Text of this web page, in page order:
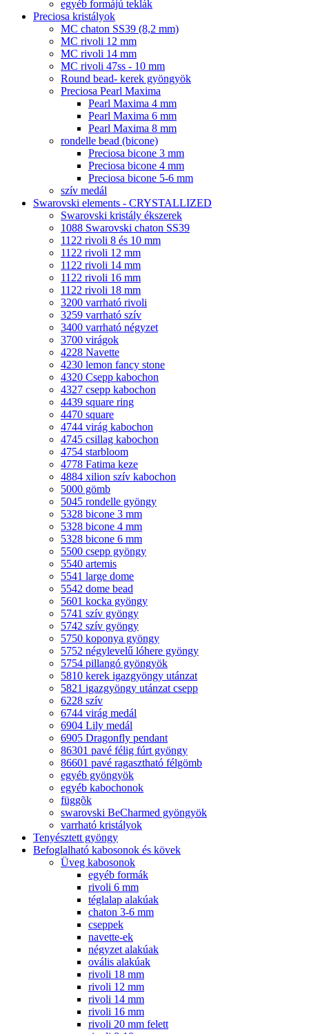
egyéb formájú teklák
Preciosa kristályok
MC chaton SS39 (8,2 mm)
MC rivoli 12 mm
MC rivoli 14 mm
MC rivoli 47ss - 10 mm
Round bead- kerek gyöngyök
Preciosa Pearl Maxima
Pearl Maxima 4 mm
Pearl Maxima 6 mm
Pearl Maxima 8 mm
rondelle bead (bicone)
Preciosa bicone 3 mm
Preciosa bicone 4 mm
Preciosa bicone 5-6 mm
szív medál
Swarovski elements - CRYSTALLIZED
Swarovski kristály ékszerek
1088 Swarovski chaton SS39
1122 rivoli 8 és 10 mm
1122 rivoli 12 mm
1122 rivoli 14 mm
1122 rivoli 16 mm
1122 rivoli 18 mm
3200 varrható rivoli
3259 varrható szív
3400 varrható négyzet
3700 virágok
4228 Navette
4230 lemon fancy stone
4320 Csepp kabochon
4327 csepp kabochon
4439 square ring
4470 square
4744 virág kabochon
4745 csillag kabochon
4754 starbloom
4778 Fatima keze
4884 xilion szív kabochon
5000 gömb
5045 rondelle gyöngy
5328 bicone 3 mm
5328 bicone 4 mm
5328 bicone 6 mm
5500 csepp gyöngy
5540 artemis
5541 large dome
5542 dome bead
5601 kocka gyöngy
5741 szív gyöngy
5742 szív gyöngy
5750 koponya gyöngy
5752 négylevelű lóhere gyöngy
5754 pillangó gyöngyök
5810 kerek igazgyöngy utánzat
5821 igazgyöngy utánzat csepp
6228 szív
6744 virág medál
6904 Lily medál
6905 Dragonfly pendant
86301 pavé félig fúrt gyöngy
86601 pavé ragasztható félgömb
egyéb gyöngyök
egyéb kabochonok
függõk
swarovski BeCharmed gyöngyök
varrható kristályok
Tenyésztett gyöngy
Befoglalható kabosonok és kövek
Üveg kabosonok
egyéb formák
rivoli 6 mm
téglalap alakúak
chaton 3-6 mm
cseppek
navette-ek
négyzet alakúak
ovális alakúak
rivoli 18 mm
rivoli 12 mm
rivoli 14 mm
rivoli 16 mm
rivoli 20 mm felett